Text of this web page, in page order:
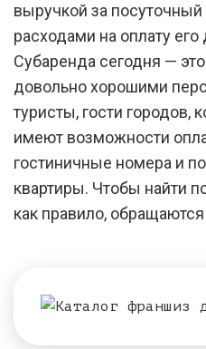
выручкой за
расходами на оплату
Субаренда сегодня —
довольно хорошими
туристы, гости городов,
имеют возможности
гостиничные номера и
квартиры. Чтобы найти
как правило, обращаются